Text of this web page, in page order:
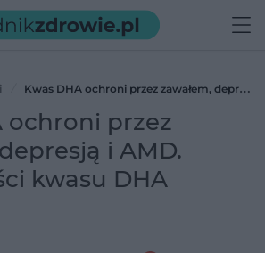
Kwas DHA ochroni przez zawałem, depresją
DHA
ochroni przez
i AMD.
kwasu DHA